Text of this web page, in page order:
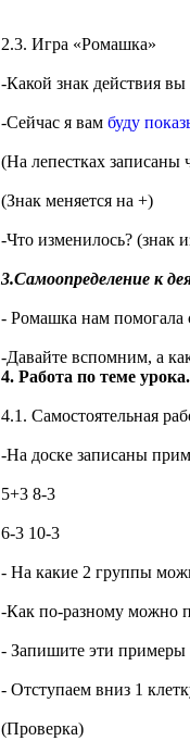
2.3. Игра «Ромашка»
-Какой знак действия
-Сейчас я вам буду
(На лепестках записаны
(Знак меняется на +)
-Что изменилось? (знак
3.Самоопределение к
- Ромашка нам помогала
-Давайте вспомним, а
4. Работа по теме урока.
4.1. Самостоятельная
-На доске записаны
5+3 8-3
6-3 10-3
- На какие 2 группы
-Как по-разному можно
- Запишите эти примеры
- Отступаем вниз 1
(Проверка)